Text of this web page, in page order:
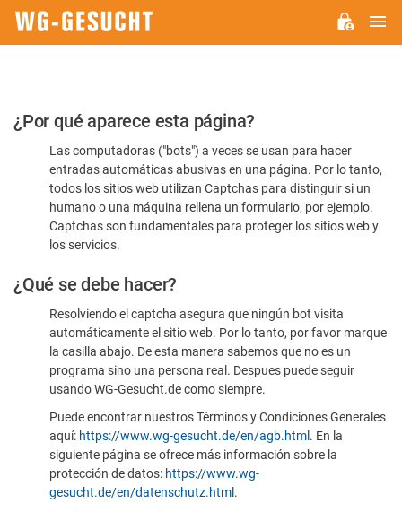
Por
favor,
confirme
humano
¿Por qué aparece esta página?
Las computadoras ("bots") a veces se usan para hacer
entradas automáticas abusivas en una página. Por lo tanto,
todos los sitios web utilizan Captchas para distinguir si un
humano o una máquina rellena un formulario, por ejemplo.
Captchas son fundamentales para proteger los sitios web y
los servicios.
¿Qué se debe hacer?
Resolviendo el captcha asegura que ningún bot visita
automáticamente el sitio web. Por lo tanto, por favor marque
la casilla abajo. De esta manera sabemos que no es un
programa sino una persona real. Despues puede seguir
usando WG-Gesucht.de como siempre.
Puede encontrar nuestros Términos y Condiciones Generales
aquí: https://www.wg-gesucht.de/en/agb.html . En la
siguiente página se ofrece más información sobre la
protección de datos: https://www.wg-
gesucht.de/en/datenschutz.html .